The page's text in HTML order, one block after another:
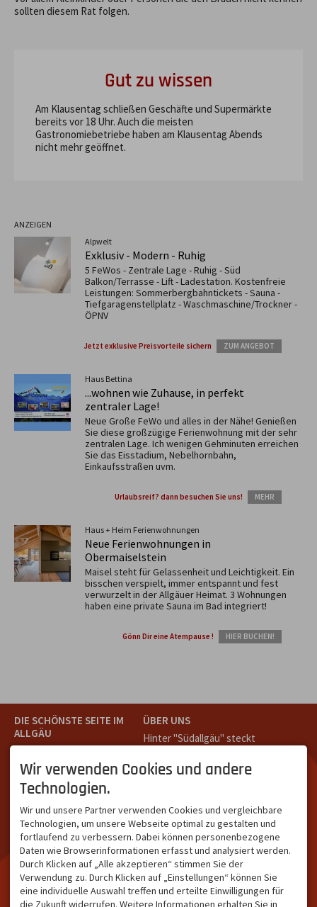
sollten diesem Rat folgen.
Gut zu wissen
Am Klausentag schließen Geschäfte und Supermärkte
bereits vor 18 Uhr. Auch die meisten
Gastronomiebetriebe haben am Klausentag Abends
nicht mehr geöffnet.
ANZEIGEN
Alpwelt
Exklusiv - Modern - Ruhig
5 FeWos - Zentrale Lage - Ruhig - Süd
Balkon/Terrasse - Lift - Ladestation. Kostenfreie
Leistungen: Sommerbergbahntickets - Sauna -
Tiefgaragenstellplatz - Waschmaschine/Trockner -
ÖPNV
Jetzt exklusive Preisvorteile sichern ZUM ANGEBOT
Haus Bettina
...wohnen wie Zuhause, in perfekt
zentraler Lage!
Neue Große FeWo und alles in der Nähe! Genießen
Sie diese großzügige Ferienwohnung mit der sehr
zentralen Lage. Ich wenigen Gehminuten erreichen
Sie das Eisstadium, Nebelhornbahn,
Einkaufsstraßen uvm.
Urlaubsreif? dann besuchen Sie uns! MEHR
Haus + Heim Ferienwohnungen
Neue Ferienwohnungen in
Obermaiselstein
Maisel steht für Gelassenheit und Leichtigkeit. Ein
bisschen verspielt, immer entspannt und fest
verwurzelt in der Allgäuer Heimat. 3 Wohnungen
haben eine private Sauna im Bad integriert!
Gönn Dir eine Atempause ! HIER BUCHEN!
DIE SCHÖNSTE SEITE IM
ALLGÄU
Teil des Oberallgäus. Es
verbindet die Tourismus-
Destinationen Oberstdorf,
Kleinwalsertal und beliebte
Urlaubsziele wie die
Hörnerdörfer, Alpsee-
Grünten, Oberstaufen oder
Wertach im Allgäu.
ÜBER UNS
Hinter "Südallgäu" steckt
Oberstdorf.
Unser Ziel ist ein attraktives
Leistungsträger im
südlichen Oberallgäu eine
starke Plattform bietet.
NETZWERK & REICHWEITE
Wir verwenden Cookies und andere
Technologien.
Wir und unsere Partner verwenden Cookies und vergleichbare
Technologien, um unsere Webseite optimal zu gestalten und
fortlaufend zu verbessern. Dabei können personenbezogene
Daten wie Browserinformationen erfasst und analysiert werden.
Durch Klicken auf „Alle akzeptieren“ stimmen Sie der
Verwendung zu. Durch Klicken auf „Einstellungen“ können Sie
eine individuelle Auswahl treffen und erteilte Einwilligungen für
die Zukunft widerrufen. Weitere Informationen erhalten Sie in